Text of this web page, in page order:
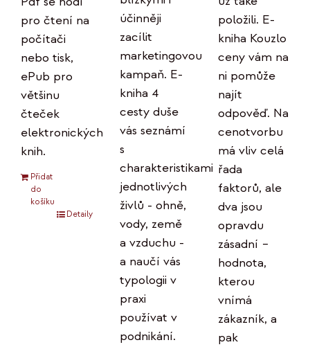
pro čtení na
počítači
nebo tisk,
ePub pro
většinu
čteček
elektronických
knih.
Přidat
do
košíku
Detaily
účinněji
zacílit
marketingovou
kampaň. E-
kniha 4
cesty duše
vás seznámí
s
charakteristikami
jednotlivých
živlů - ohně,
vody, země
a vzduchu -
a naučí vás
typologii v
praxi
používat v
podnikání.
položili. E-
kniha Kouzlo
ceny vám na
ni pomůže
najít
odpověď. Na
cenotvorbu
má vliv celá
řada
faktorů, ale
dva jsou
opravdu
zásadní –
hodnota,
kterou
vnímá
zákazník, a
pak